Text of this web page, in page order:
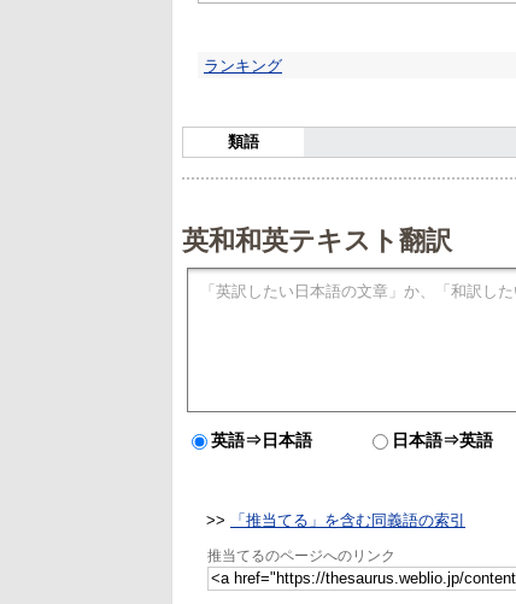
ランキング
類語
英和和英テキスト翻訳
英語⇒日本語 日本語⇒英語
>> 「推当てる」を含む同義語の索引
推当てるのページへのリンク